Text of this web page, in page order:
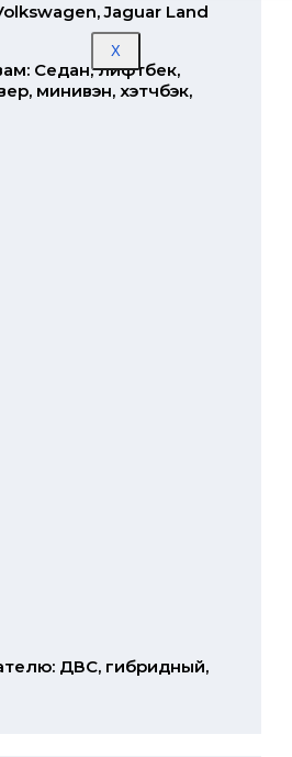
X
Jaguar Land
Седан, лифтбек,
минивэн, хэтчбэк,
ДВС, гибридный,